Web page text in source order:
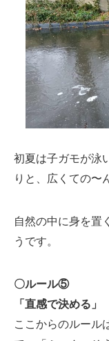
初夏は子ガモが泳
りと、広くての〜
自然の中に身を置
うです。
〇ルール⑤
「直感で決める」
ここからのルール